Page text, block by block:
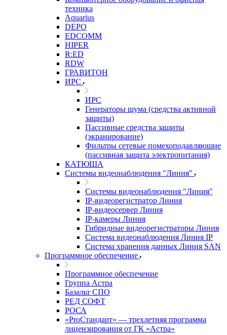
техника
Aquarius
DEPO
EDCOMM
HIPER
R:ED
RDW
ГРАВИТОН
ИРС
ИРС
Генераторы шума (средства активной
защиты)
Пассивные средства защиты
(экранирование)
Фильтры сетевые помехоподавляюшие
(пассивная защита электропитания)
КАТЮША
Системы видеонаблюдения "Линия"
Системы видеонаблюдения "Линия"
IP-видеорегистратор Линия
IP-видеосервер Линия
IP-камеры Линия
Гибридные видеорегистраторы Линия
Система видеонаблюдения Линия IP
Система хранения данных Линия SAN
Программное обеспечение
Программное обеспечение
Группа Астра
Базальт СПО
РЕД СОФТ
РОСА
«ProСтандарт» — трехлетняя программа
лицензирования от ГК «Астра»